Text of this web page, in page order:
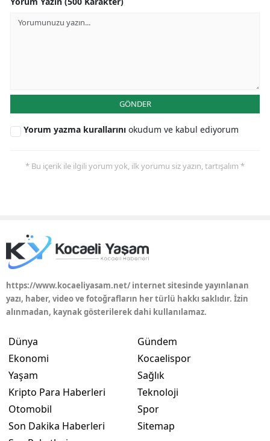
GÖNDER
Yorum yazma kurallarını okudum ve kabul ediyorum
* Bu içerik ile ilgili yorum yok, ilk yorumu siz yazın, tartışalım *
https://www.kocaeliyasam.net/ internet sitesinde yayınlanan
yazı, haber, video ve fotoğrafların her türlü hakkı saklıdır. İzin
alınmadan, kaynak gösterilerek dahi kullanılamaz.
Dünya
Ekonomi
Yaşam
Kripto Para Haberleri
Otomobil
Son Dakika Haberleri
Gündem
Kocaelispor
Sağlık
Teknoloji
Spor
Sitemap